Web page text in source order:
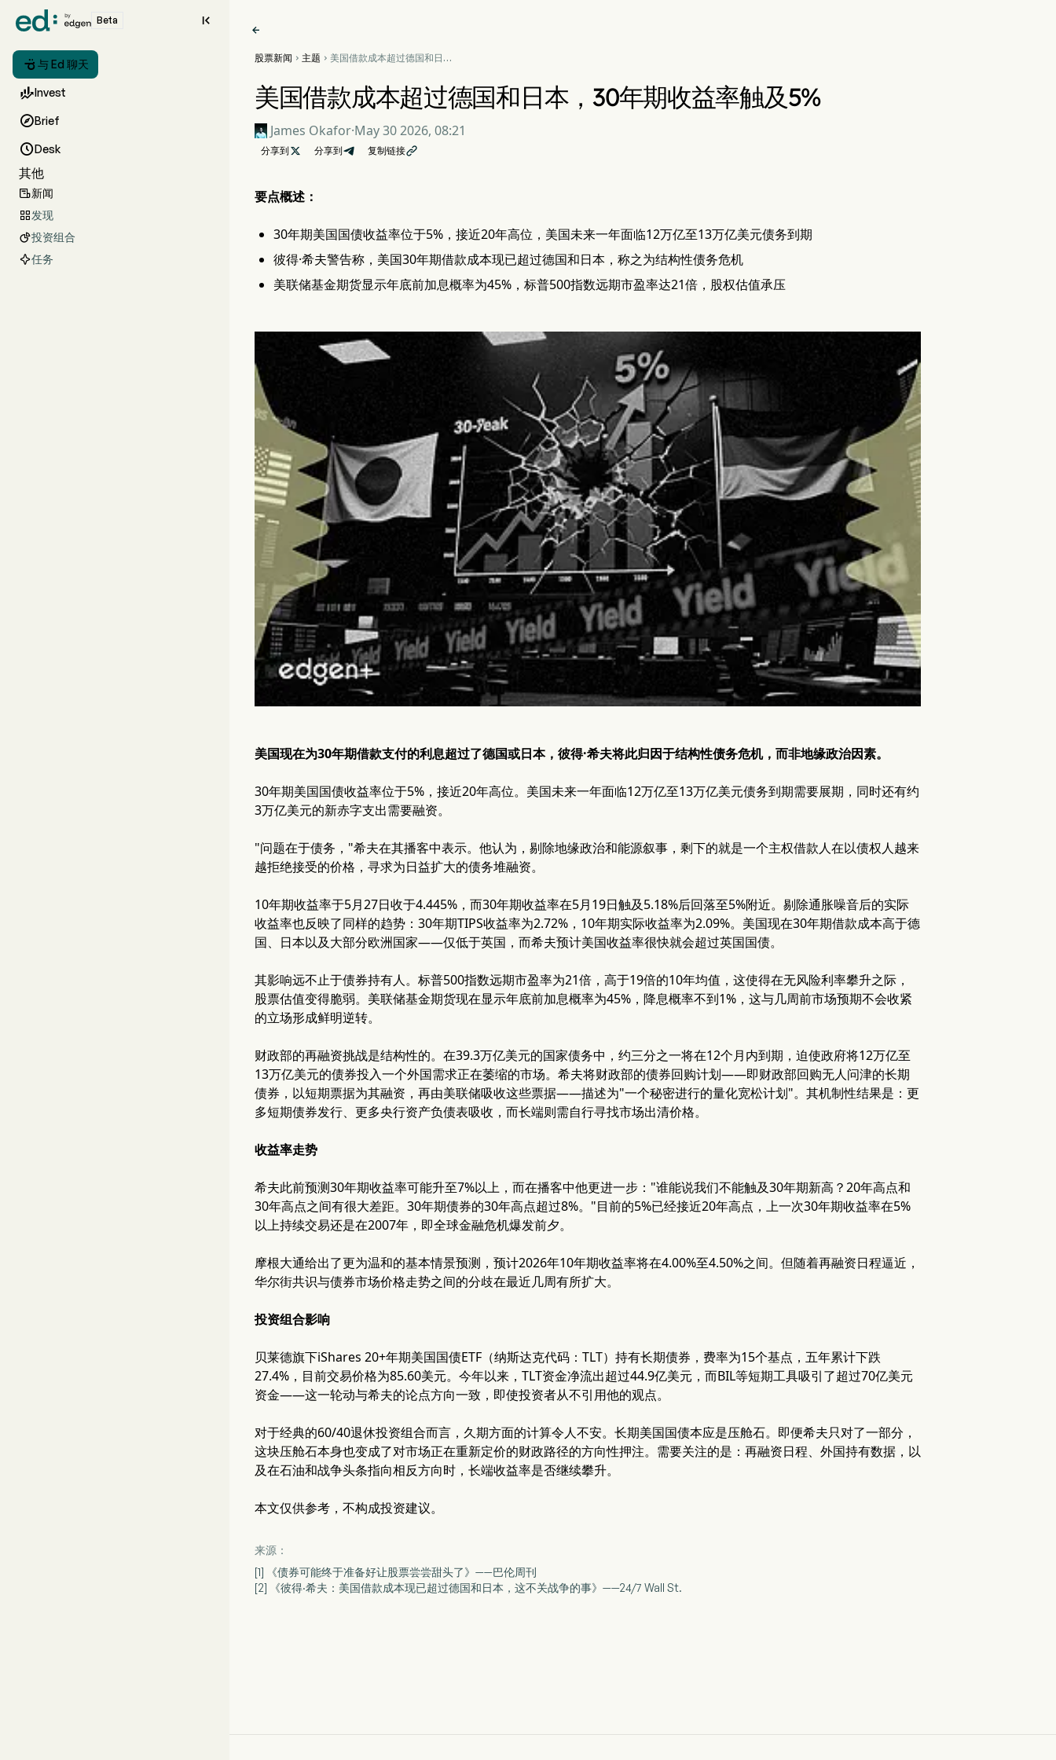
Beta 
 与 Ed 聊天
Invest
Brief
Desk
其他
新闻
发现
投资组合
任务

股票新闻  主题  美国借款成本超过德国和日
美国借款成本超过德国和日本，30年期收益率触及5%
James Okafor·May 30 2026, 08:21
分享到  分享到 复制链接
要点概述：
30年期美国国债收益率位于5%，接近20年高位，美国未来一年面临12万亿至13万亿美元债务到期
彼得·希夫警告称，美国30年期借款成本现已超过德国和日本，称之为结构性债务危机
美联储基金期货显示年底前加息概率为45%，标普500指数远期市盈率达21倍，股权估值承压
美国现在为30年期借款支付的利息超过了德国或日本，彼得·希夫将此归因于结构性债务危机，而非地缘政治因素。
30年期美国国债收益率位于5%，接近20年高位。美国未来一年面临12万亿至13万亿美元债务到期需要展期，同时还有约
3万亿美元的新赤字支出需要融资。
"问题在于债务，"希夫在其播客中表示。他认为，剔除地缘政治和能源叙事，剩下的就是一个主权借款人在以债权人越来
越拒绝接受的价格，寻求为日益扩大的债务堆融资。
10年期收益率于5月27日收于4.445%，而30年期收益率在5月19日触及5.18%后回落至5%附近。剔除通胀噪音后的实际
收益率也反映了同样的趋势：30年期TIPS收益率为2.72%，10年期实际收益率为2.09%。美国现在30年期借款成本高于德
国、日本以及大部分欧洲国家——仅低于英国，而希夫预计美国收益率很快就会超过英国国债。
其影响远不止于债券持有人。标普500指数远期市盈率为21倍，高于19倍的10年均值，这使得在无风险利率攀升之际，
股票估值变得脆弱。美联储基金期货现在显示年底前加息概率为45%，降息概率不到1%，这与几周前市场预期不会收紧
的立场形成鲜明逆转。
财政部的再融资挑战是结构性的。在39.3万亿美元的国家债务中，约三分之一将在12个月内到期，迫使政府将12万亿至
13万亿美元的债券投入一个外国需求正在萎缩的市场。希夫将财政部的债券回购计划——即财政部回购无人问津的长期
债券，以短期票据为其融资，再由美联储吸收这些票据——描述为"一个秘密进行的量化宽松计划"。其机制性结果是：更
多短期债券发行、更多央行资产负债表吸收，而长端则需自行寻找市场出清价格。
收益率走势
希夫此前预测30年期收益率可能升至7%以上，而在播客中他更进一步："谁能说我们不能触及30年期新高？20年高点和
30年高点之间有很大差距。30年期债券的30年高点超过8%。"目前的5%已经接近20年高点，上一次30年期收益率在5%
以上持续交易还是在2007年，即全球金融危机爆发前夕。
摩根大通给出了更为温和的基本情景预测，预计2026年10年期收益率将在4.00%至4.50%之间。但随着再融资日程逼近，
华尔街共识与债券市场价格走势之间的分歧在最近几周有所扩大。
投资组合影响
贝莱德旗下iShares 20+年期美国国债ETF（纳斯达克代码：TLT）持有长期债券，费率为15个基点，五年累计下跌
27.4%，目前交易价格为85.60美元。今年以来，TLT资金净流出超过44.9亿美元，而BIL等短期工具吸引了超过70亿美元
资金——这一轮动与希夫的论点方向一致，即使投资者从不引用他的观点。
对于经典的60/40退休投资组合而言，久期方面的计算令人不安。长期美国国债本应是压舱石。即便希夫只对了一部分，
这块压舱石本身也变成了对市场正在重新定价的财政路径的方向性押注。需要关注的是：再融资日程、外国持有数据，以
及在石油和战争头条指向相反方向时，长端收益率是否继续攀升。
本文仅供参考，不构成投资建议。
来源：
[1] 《债券可能终于准备好让股票尝尝甜头了》——巴伦周刊
[2] 《彼得·希夫：美国借款成本现已超过德国和日本，这不关战争的事》——24/7 Wall St.